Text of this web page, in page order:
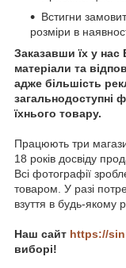
Встигни
розміри в
Заказавши їх у нас
матеріали та
адже більшість
загальнодоступні
їхнього товару.
Працюють три
18 років досвіду
Всі фотографії
товаром. У разі
взуття в будь-якому
Наш сайт https://
виборі!